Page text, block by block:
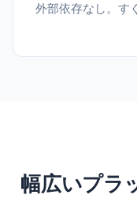
外部依存なし。す
幅広いプラ